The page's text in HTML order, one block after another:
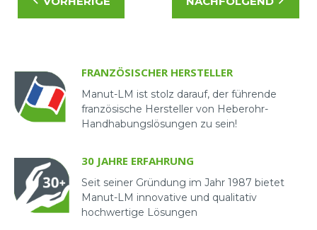
FRANZÖSISCHER HERSTELLER
Manut-LM ist stolz darauf, der führende
französische Hersteller von Heberohr-
Handhabungslösungen zu sein!
30 JAHRE ERFAHRUNG
Seit seiner Gründung im Jahr 1987 bietet
Manut-LM innovative und qualitativ
hochwertige Lösungen